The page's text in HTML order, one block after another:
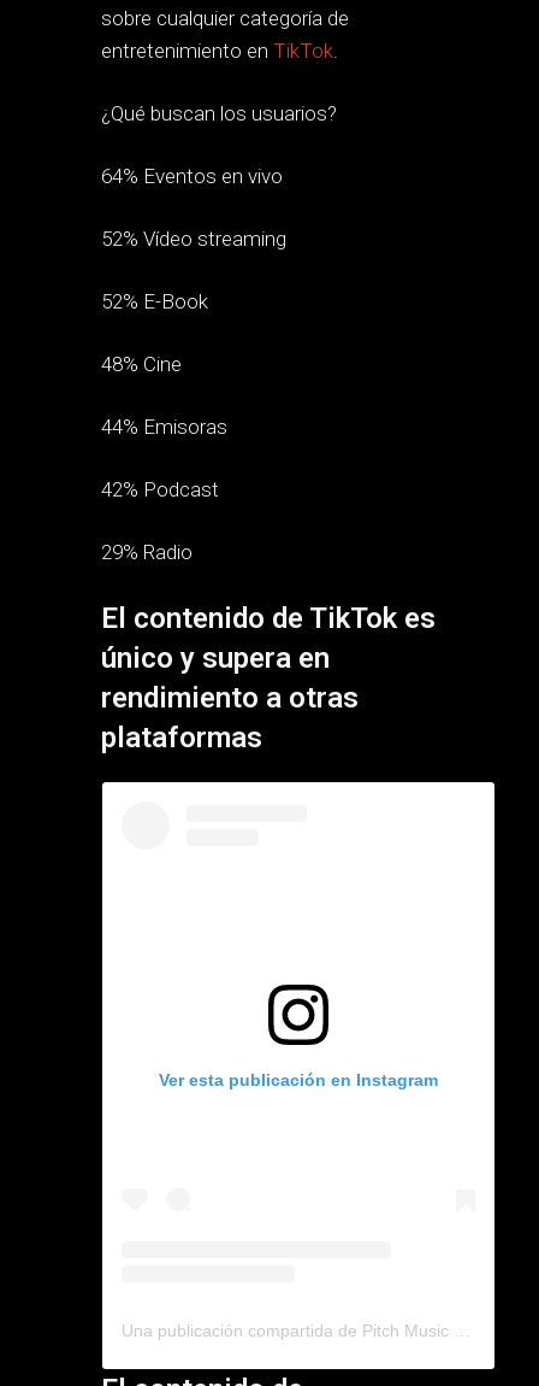
sobre cualquier categoría de
entretenimiento en TikTok.
¿Qué buscan los usuarios?
64% Eventos en vivo
52% Vídeo streaming
52% E-Book
48% Cine
44% Emisoras
42% Podcast
29% Radio
El contenido de TikTok es
único y supera en
rendimiento a otras
plataformas
Ver esta publicación en Instagram